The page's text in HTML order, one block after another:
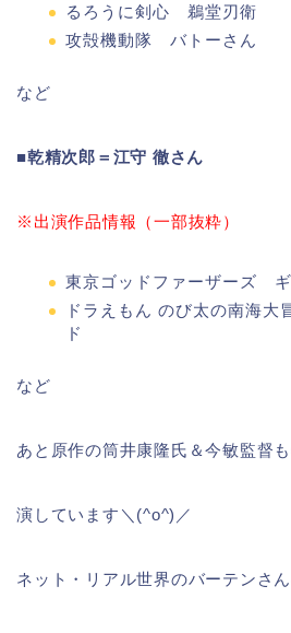
るろうに剣心 鵜堂刃衛
攻殻機動隊 バトーさん
など
■乾精次郎＝江守 徹さん
※出演作品情報（一部抜粋）
東京ゴッドファーザーズ
ドラえもん のび太の南海
ド
など
あと原作の筒井康隆氏＆今敏監督
演しています＼(^o^)／
ネット・リアル世界のバーテンさ